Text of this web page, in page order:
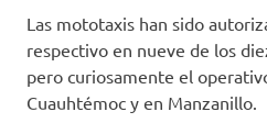
Las mototaxis han sido
respectivo en nueve de los
pero curiosamente el
Cuauhtémoc y en Manzanillo.